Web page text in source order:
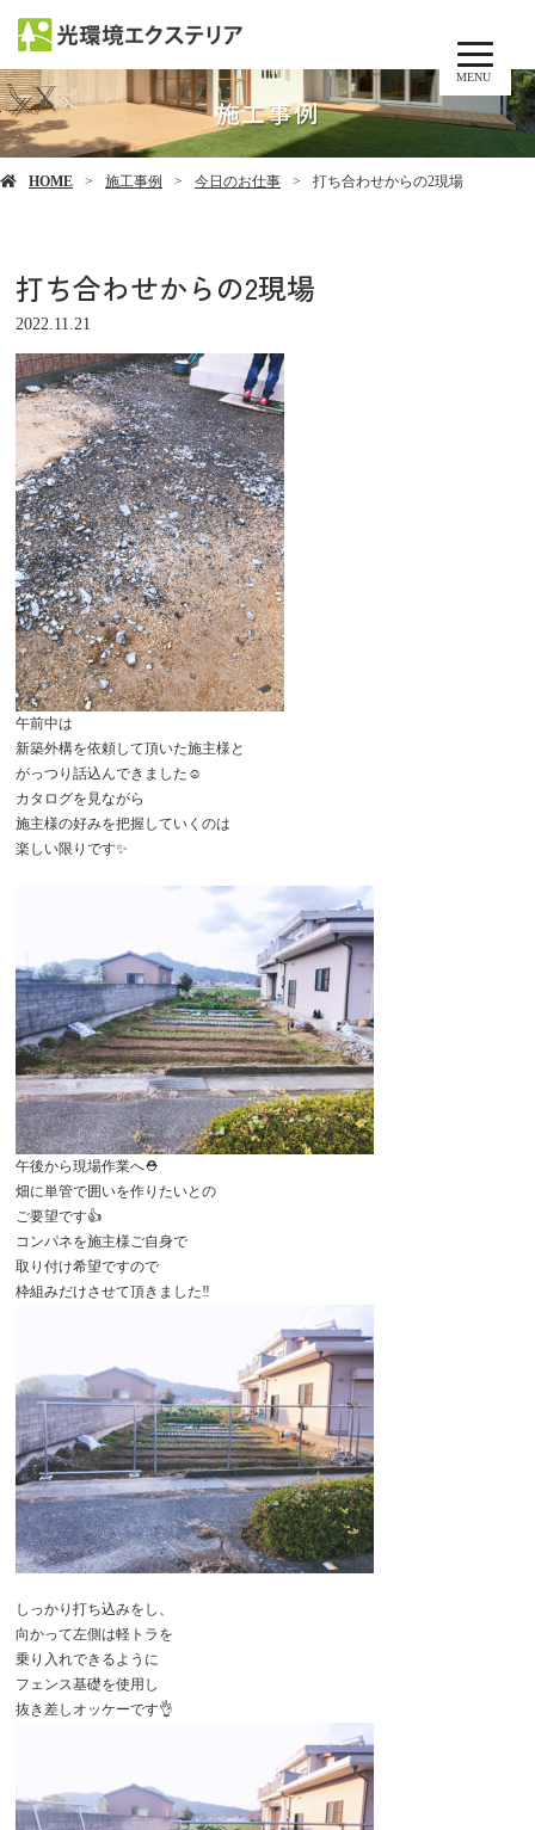
MENU
施工事例
HOME 施工事例 今日のお仕事 打ち合わせからの2現場
打ち合わせからの2現場
2022.11.21
午前中は
新築外構を依頼して頂いた施主様と
がっつり話込んできました☺️
カタログを見ながら
施主様の好みを把握していくのは
楽しい限りです✨
午後から現場作業へ⛑
畑に単管で囲いを作りたいとの
ご要望です👍
コンパネを施主様ご自身で
取り付け希望ですので
枠組みだけさせて頂きました‼️
しっかり打ち込みをし、
向かって左側は軽トラを
乗り入れできるように
フェンス基礎を使用し
抜き差しオッケーです👌